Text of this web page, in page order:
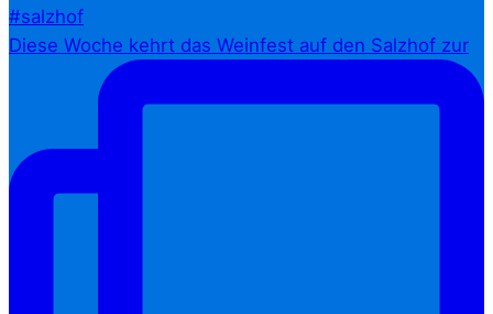
Diese Woche kehrt das Weinfest auf den Salzhof zur